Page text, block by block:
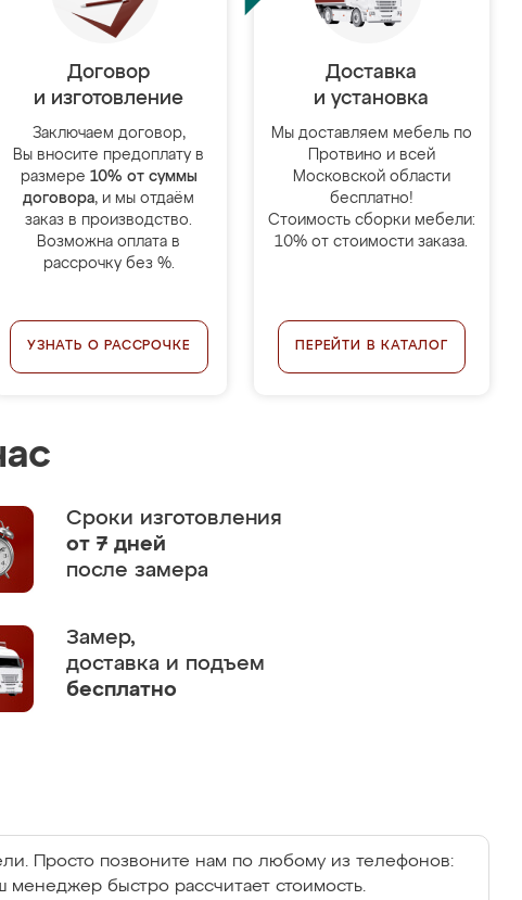
Договор
и изготовление
Заключаем договор,
Вы вносите предоплату в
размере 10% от суммы
договора, и мы отдаём
заказ в производство.
Возможна оплата в
рассрочку без %.
УЗНАТЬ О РАССРОЧКЕ
Доставка
и установка
Мы доставляем мебель по
Протвино и всей
Московской области
бесплатно!
Стоимость сборки мебели:
10% от стоимости заказа.
ПЕРЕЙТИ В КАТАЛОГ
Сроки изготовления
от 7 дней
после замера
Замер,
доставка и подъем
бесплатно
Просто позвоните нам по любому из телефонов:
менеджер быстро рассчитает стоимость.